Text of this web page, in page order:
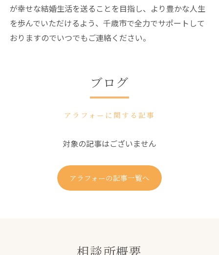
が幸せな結婚生活を送ることを目指し、より豊かな人生
を歩んでいただけるよう、千歳市で全力でサポートして
おりますのでいつでもご連絡ください。
ブログ
アラフォーに関する記事
対象の記事はございません
アラフォーの記事一覧へ
相談所概要